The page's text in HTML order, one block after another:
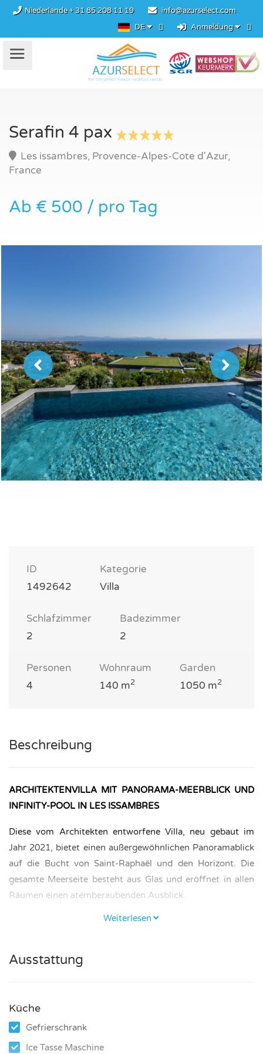
Niederlande+ 31 85 208 11 19
info@azurselect.com
DE
Anmeldung
Serafin 4 pax
Les issambres, Provence-Alpes-Cote d'Azur,
France
Ab € 500 / pro Tag
ID
1492642
Kategorie
Villa
Schlafzimmer
2
Badezimmer
2
Personen
4
Wohnraum
140 m2
Garden
1050 m2
Beschreibung
ARCHITEKTENVILLA MIT PANORAMA-MEERBLICK UND
INFINITY-POOL IN LES ISSAMBRES
Diese vom Architekten entworfene Villa, neu gebaut im
Jahr 2021, bietet einen außergewöhnlichen Panoramablick
auf die Bucht von Saint-Raphaël und den Horizont. Die
gesamte Meerseite besteht aus Glas und eröffnet in allen
Räumen einen atemberaubenden Ausblick.
SCHLAFZIMMER UND BADEZIMMER
mit einem Bett von 180 cm, einem Badezimmer mit WC (8
bietet direkten Zugang zur Terrasse durch große
Schiebetüren.
Weiterlesen
Ausstattung
Küche
Gefrierschrank
Ice Tasse Maschine